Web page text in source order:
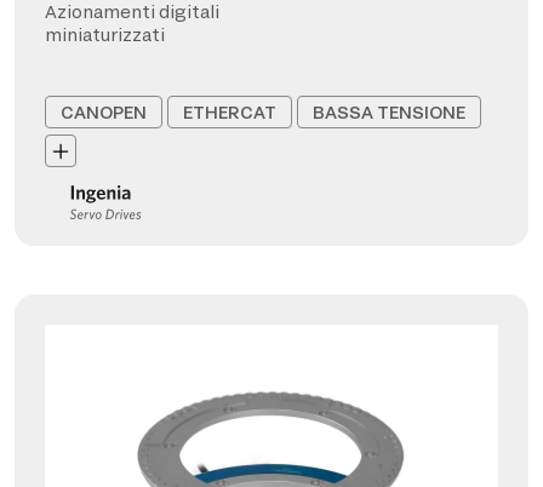
Azionamenti digitali
miniaturizzati
CANOPEN ETHERCAT BASSA TENSIONE